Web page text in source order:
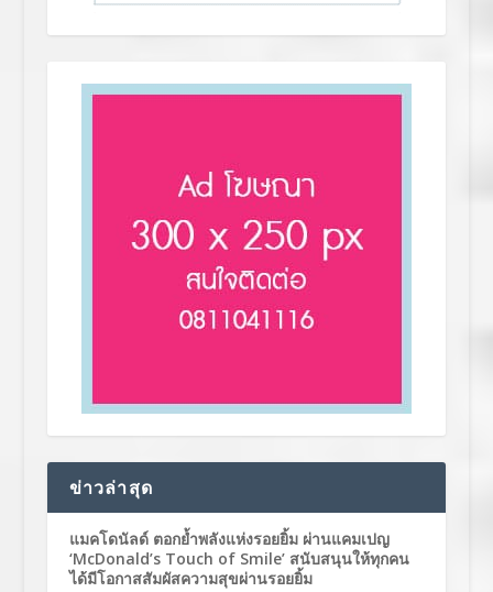
ข่าวล่าสุด
แมคโดนัลด์ ตอกย้ำพลังแห่งรอยยิ้ม ผ่านแคมเปญ
‘McDonald’s Touch of Smile’ สนับสนุนให้ทุกคน
ได้มีโอกาสสัมผัสความสุขผ่านรอยยิ้ม